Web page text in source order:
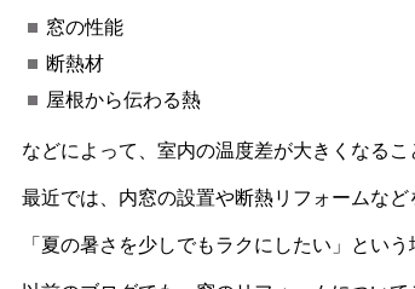
窓の性能
断熱材
屋根から伝わる熱
などによって、室内の温度差が大きくなるこ
最近では、内窓の設置や断熱リフォームなど
「夏の暑さを少しでもラクにしたい」とい